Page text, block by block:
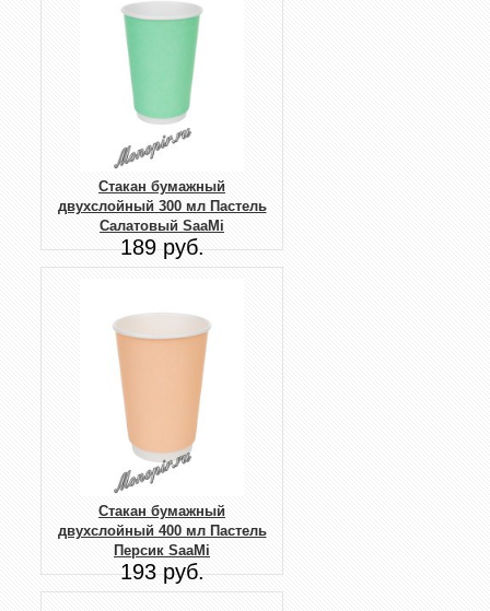
Стакан бумажный
двухслойный 300 мл Пастель
Салатовый SaaMi
189 руб.
Стакан бумажный
двухслойный 400 мл Пастель
Персик SaaMi
193 руб.